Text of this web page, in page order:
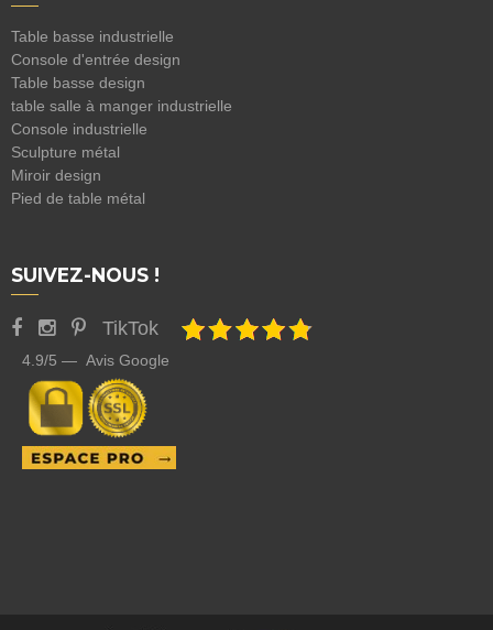
Table basse industrielle
Console d'entrée design
Table basse design
table salle à manger industrielle
Console industrielle
Sculpture métal
Miroir design
Pied de table métal
SUIVEZ-NOUS !
TikTok
4.9/5 — Avis Google